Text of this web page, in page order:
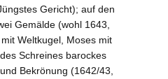
Gericht); auf den
Gemälde (wohl 1643,
Weltkugel, Moses mit
Schreines barockes
Bekrönung (1642/43,